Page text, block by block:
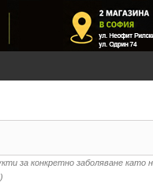
за конкретно заболяване